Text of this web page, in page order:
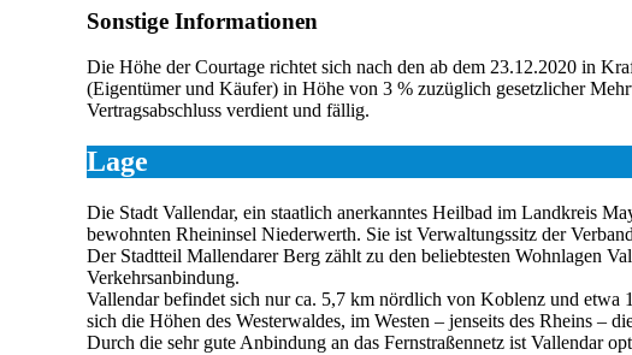
Sonstige Informationen
Die Höhe der Courtage richtet sich nach den ab dem 23.12.2020 in
(Eigentümer und Käufer) in Höhe von 3 % zuzüglich gesetzlicher
Vertragsabschluss verdient und fällig.
Lage
Die Stadt Vallendar, ein staatlich anerkanntes Heilbad im Landkreis
bewohnten Rheininsel Niederwerth. Sie ist Verwaltungssitz der
Der Stadtteil Mallendarer Berg zählt zu den beliebtesten Wohnlagen
Verkehrsanbindung.
Vallendar befindet sich nur ca. 5,7 km nördlich von Koblenz und
sich die Höhen des Westerwaldes, im Westen – jenseits des Rheins –
Durch die sehr gute Anbindung an das Fernstraßennetz ist Vallendar